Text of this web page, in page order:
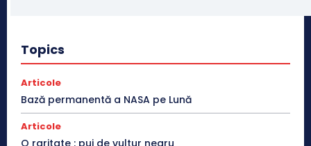
Topics
Articole
Bază permanentă a NASA pe Lună
Articole
O raritate : pui de vultur negru